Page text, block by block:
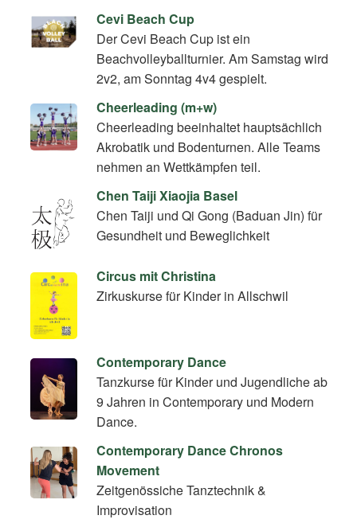
Cevi Beach Cup
Der Cevi Beach Cup ist ein
Beachvolleyballturnier. Am Samstag wird
2v2, am Sonntag 4v4 gespielt.
Cheerleading (m+w)
Cheerleading beeinhaltet hauptsächlich
Akrobatik und Bodenturnen. Alle Teams
nehmen an Wettkämpfen teil.
Chen Taiji Xiaojia Basel
Chen Taiji und Qi Gong (Baduan Jin) für
Gesundheit und Beweglichkeit
Circus mit Christina
Zirkuskurse für Kinder in Allschwil
Contemporary Dance
Tanzkurse für Kinder und Jugendliche ab
9 Jahren in Contemporary und Modern
Dance.
Contemporary Dance Chronos
Movement
Zeitgenössiche Tanztechnik &
Improvisation